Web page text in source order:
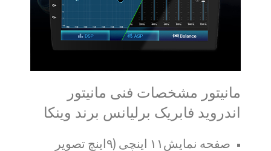
مانیتور مشخصات فنی مانیتور
اندروید فابریک برلیانس برند وینکا
صفحه نمایش۱۱ اینچی (۹اینچ تصویر